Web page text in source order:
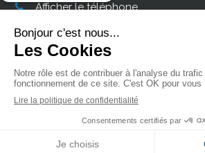
Afficher le téléphone
Création et référencement du site par Simplébo